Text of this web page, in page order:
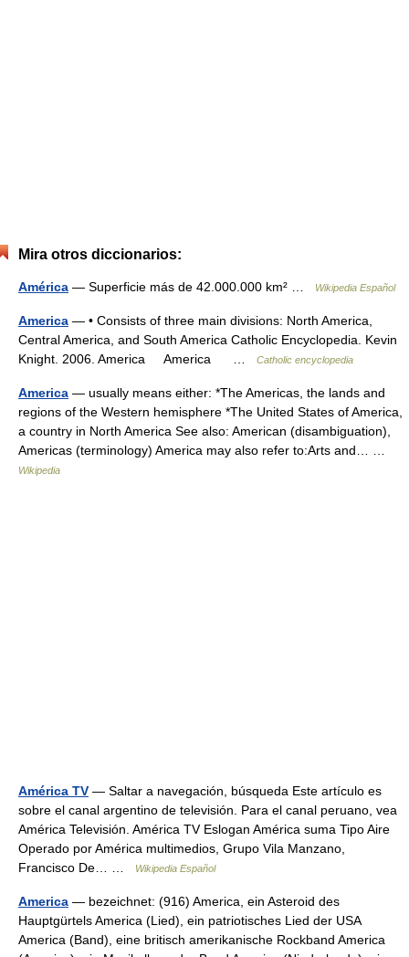
Mira otros diccionarios:
América — Superficie más de 42.000.000 km² … Wikipedia Español
America — • Consists of three main divisions: North America,
Central America, and South America Catholic Encyclopedia. Kevin
Knight. 2006. America America …
Catholic encyclopedia
America — usually means either: *The Americas, the lands and
regions of the Western hemisphere *The United States of America,
a country in North America See also: American (disambiguation),
Americas (terminology) America may also refer to:Arts and… …
Wikipedia
América TV — Saltar a navegación, búsqueda Este artículo es
sobre el canal argentino de televisión. Para el canal peruano, vea
América Televisión. América TV Eslogan América suma Tipo Aire
Operado por América multimedios, Grupo Vila Manzano,
Francisco De… …
Wikipedia Español
America — bezeichnet: (916) America, ein Asteroid des
Hauptgürtels America (Lied), ein patriotisches Lied der USA
America (Band), eine britisch amerikanische Rockband America